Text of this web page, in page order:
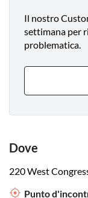
Il nostro
settimana per
problematica.
Dove
220 West
Punto